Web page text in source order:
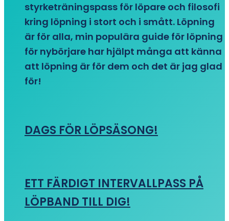
styrketräningspass för löpare och filosofi
kring löpning i stort och i smått. Löpning
är för alla, min populära guide för löpning
för nybörjare har hjälpt många att känna
att löpning är för dem och det är jag glad
för!
DAGS FÖR LÖPSÄSONG!
ETT FÄRDIGT INTERVALLPASS PÅ
LÖPBAND TILL DIG!